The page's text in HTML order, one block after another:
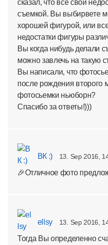
сказал, что все свои
съемкой. Вы выбирвете
хорошей фигурой, или
недостатки фигуры
Вы когда нибудь делали
можно завлечь на такую
Вы написали, что
после рождения
фотосьемки ньюборн?
Спасибо за ответы!)))
ВК :) 13. Sep 2016,
🎉Отличное фото
ellsy 13. Sep 2016,
Тогда Вы определенно